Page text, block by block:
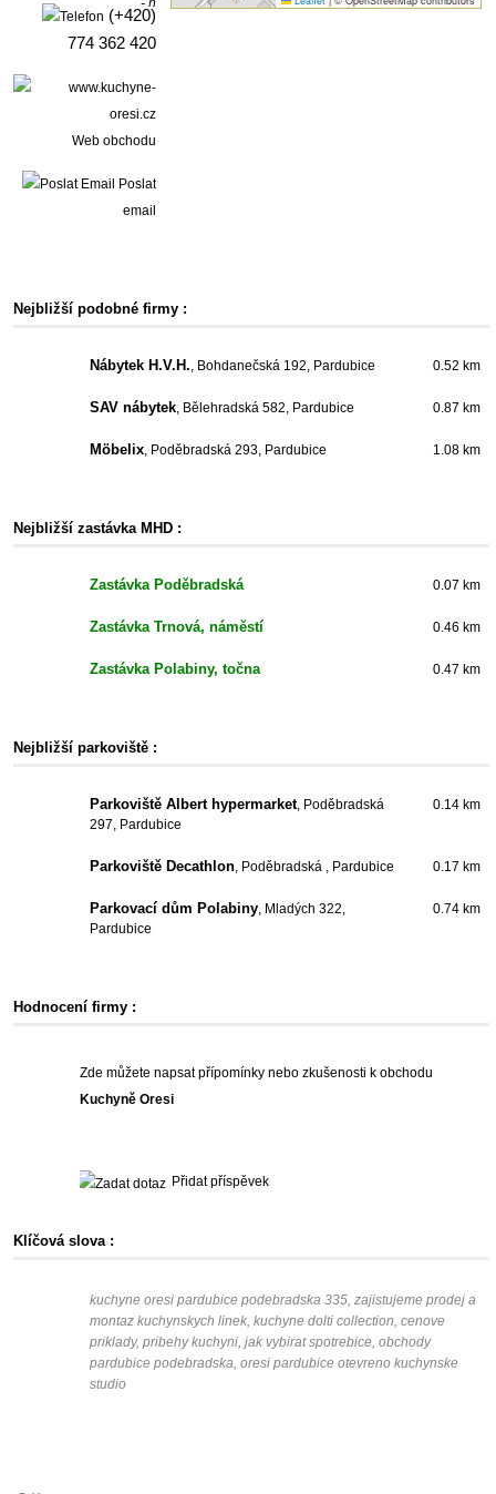
- h
(+420)
774 362 420
Web obchodu
Poslat
email
Nejbližší podobné firmy :
Nábytek H.V.H., Bohdanečská 192, Pardubice 0.52 km
SAV nábytek, Bělehradská 582, Pardubice 0.87 km
Möbelix, Poděbradská 293, Pardubice 1.08 km
Nejbližší zastávka MHD :
Zastávka Poděbradská 0.07 km
Zastávka Trnová, náměstí 0.46 km
Zastávka Polabiny, točna 0.47 km
Nejbližší parkoviště :
Parkoviště Albert hypermarket, Poděbradská
297, Pardubice
0.14 km
Parkoviště Decathlon, Poděbradská , Pardubice 0.17 km
Parkovací dům Polabiny, Mladých 322,
Pardubice
0.74 km
Hodnocení firmy :
Zde můžete napsat přípomínky nebo zkušenosti k obchodu
Kuchyně Oresi
Přidat příspěvek
Klíčová slova :
kuchyne oresi pardubice podebradska 335, zajistujeme prodej a
montaz kuchynskych linek, kuchyne dolti collection, cenove
priklady, pribehy kuchyni, jak vybirat spotrebice, obchody
pardubice podebradska, oresi pardubice otevreno kuchynske
studio